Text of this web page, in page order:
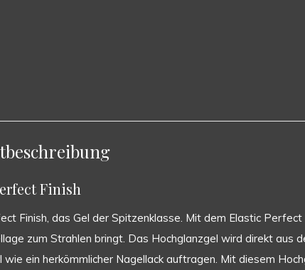
Finish
Finish, das Gel der Spitzenklasse. Mit dem Elastic
zum Strahlen bringt. Das Hochglanzgel wird direkt
wie ein herkömmlicher Nagellack auftragen. Mit diesem